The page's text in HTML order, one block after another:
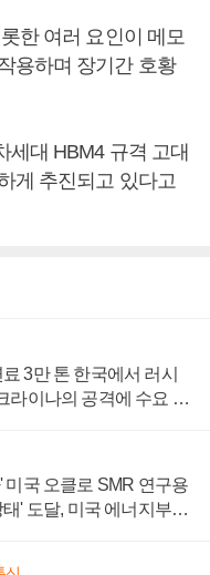
한 여러 요인이 메모
용하며 장기간 호황
세대 HBM4 규격 고대
게 추진되고 있다고
3만 톤 한국에서 러시
라이나의 공격에 수요 늘
미국 오클로 SMR 연구용
' 도달, 미국 에너지부